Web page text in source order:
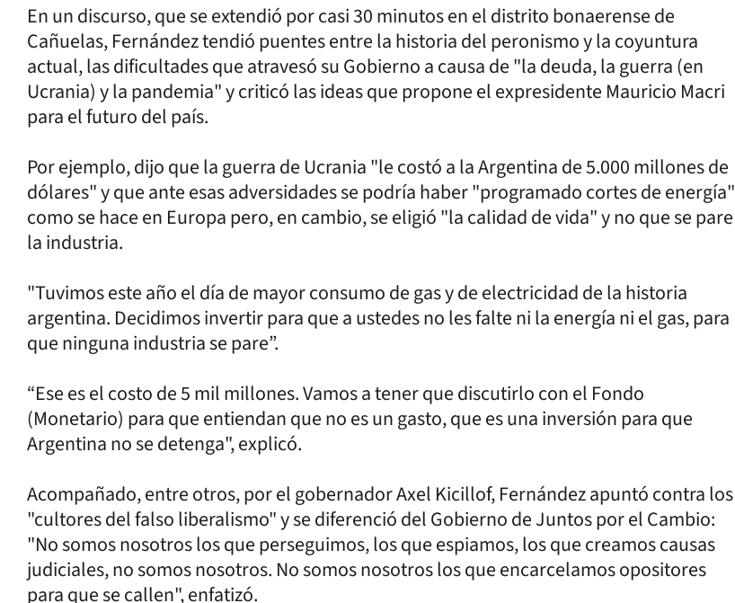
En un discurso, que se extendió por casi 30 minutos en el distrito bonaerense de
Cañuelas, Fernández tendió puentes entre la historia del peronismo y la coyuntura
actual, las dificultades que atravesó su Gobierno a causa de "la deuda, la guerra (en
Ucrania) y la pandemia" y criticó las ideas que propone el expresidente Mauricio Macri
para el futuro del país.
Por ejemplo, dijo que la guerra de Ucrania "le costó a la Argentina de 5.000 millones de
dólares" y que ante esas adversidades se podría haber "programado cortes de energía"
como se hace en Europa pero, en cambio, se eligió "la calidad de vida" y no que se pare
la industria.
"Tuvimos este año el día de mayor consumo de gas y de electricidad de la historia
argentina. Decidimos invertir para que a ustedes no les falte ni la energía ni el gas, para
que ninguna industria se pare”.
“Ese es el costo de 5 mil millones. Vamos a tener que discutirlo con el Fondo
(Monetario) para que entiendan que no es un gasto, que es una inversión para que
Argentina no se detenga", explicó.
Acompañado, entre otros, por el gobernador Axel Kicillof, Fernández apuntó contra los
"cultores del falso liberalismo" y se diferenció del Gobierno de Juntos por el Cambio:
"No somos nosotros los que perseguimos, los que espiamos, los que creamos causas
judiciales, no somos nosotros. No somos nosotros los que encarcelamos opositores
para que se callen", enfatizó.